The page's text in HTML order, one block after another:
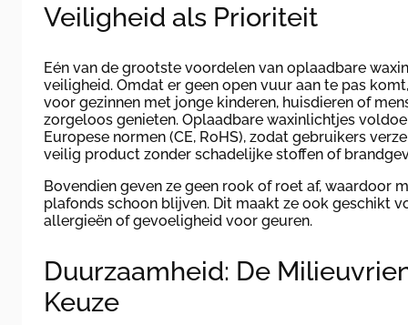
Veiligheid als Prioriteit
Eén van de grootste voordelen van oplaadbare
veiligheid. Omdat er geen open vuur aan te pas
voor gezinnen met jonge kinderen, huisdieren of
zorgeloos genieten. Oplaadbare waxinlichtjes
Europese normen (CE, RoHS), zodat gebruikers
veilig product zonder schadelijke stoffen of
Bovendien geven ze geen rook of roet af, waardoor
plafonds schoon blijven. Dit maakt ze ook geschikt
allergieën of gevoeligheid voor geuren.
Duurzaamheid: De
Keuze